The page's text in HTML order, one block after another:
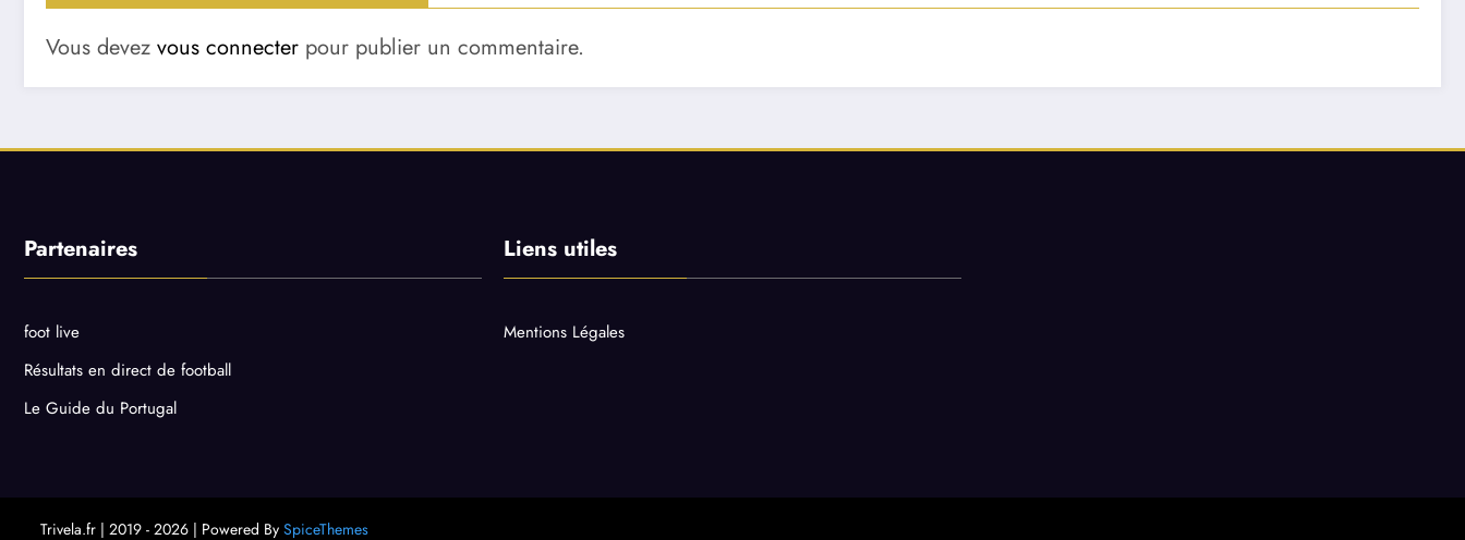
Vous devez vous connecter pour publier un commentaire.
Partenaires
foot live
Résultats en direct de football
Le Guide du Portugal
Liens utiles
Mentions Légales
Trivela.fr | 2019 - 2026 | Powered By SpiceThemes